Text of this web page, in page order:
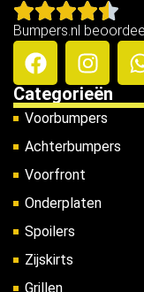
Bumpers.nl
Categorieën
Voorbumpers
Achterbumpers
Voorfront
Onderplaten
Spoilers
Zijskirts
Grillen